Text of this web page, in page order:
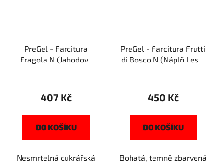
PreGel - Farcitura
Fragola N (Jahodová
407 Kč
DO KOŠÍKU
Nesmrtelná cukrářská
PreGel - Farcitura Frutti
di Bosco N (Náplň Lesní
450 Kč
DO KOŠÍKU
Bohatá, temně zbarvená